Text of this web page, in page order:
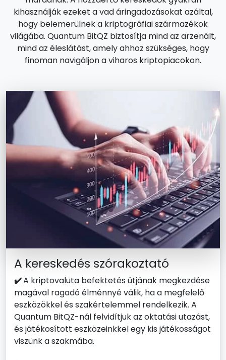
kihasználják ezeket a vad áringadozásokat azáltal,
hogy belemerülnek a kriptográfiai származékok
világába. Quantum BitQZ biztosítja mind az arzenált,
mind az éleslátást, amely ahhoz szükséges, hogy
finoman navigáljon a viharos kriptopiacokon.
A kereskedés szórakoztató
✔️A kriptovaluta befektetés útjának megkezdése
magával ragadó élménnyé válik, ha a megfelelő
eszközökkel és szakértelemmel rendelkezik. A
Quantum BitQZ-nál felvidítjuk az oktatási utazást,
és játékosított eszközeinkkel egy kis játékosságot
viszünk a szakmába.